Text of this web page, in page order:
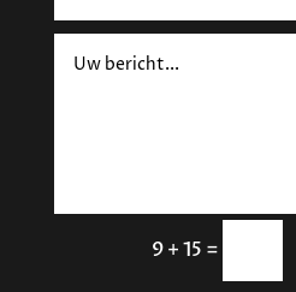
9 + 15 =